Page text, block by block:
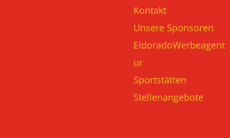
Kontakt
Unsere Sponsoren
EldoradoWerbeagent
ur
Sportstätten
Stellenangebote